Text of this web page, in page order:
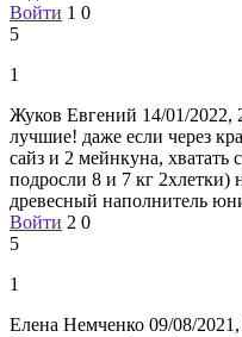
Войти 1 0
5
1
Жуков Евгений 14/01/2022,
лучшие! даже если через
сайз и 2 мейнкуна, хватать
подросли 8 и 7 кг 2хлетки)
древесный наполнитель
Войти 2 0
5
1
Елена Немченко 09/08/